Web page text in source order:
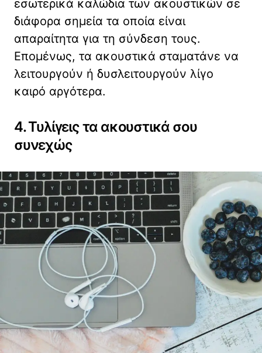
εσωτερικά καλώδια των ακουστικών σε
διάφορα σημεία τα οποία είναι
απαραίτητα για τη σύνδεση τους.
Επομένως, τα ακουστικά σταματάνε να
λειτουργούν ή δυσλειτουργούν λίγο
καιρό αργότερα.
4. Τυλίγεις τα ακουστικά σου
συνεχώς